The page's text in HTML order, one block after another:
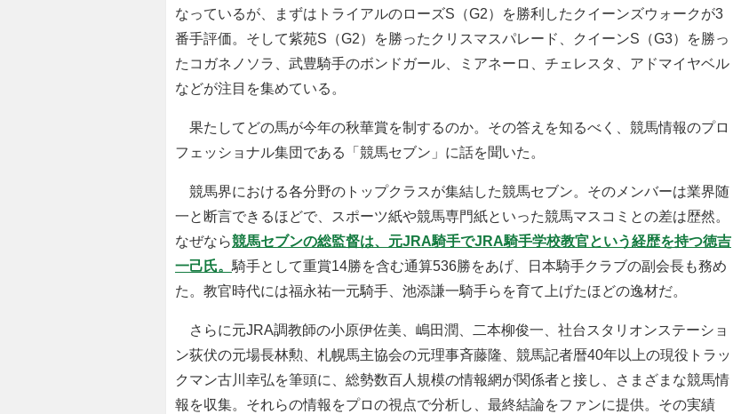
なっているが、まずはトライアルのローズS（G2）を勝利したクイーンズウォークが3
番手評価。そして紫苑S（G2）を勝ったクリスマスパレード、クイーンS（G3）を勝っ
たコガネノソラ、武豊騎手のボンドガール、ミアネーロ、チェレスタ、アドマイヤベル
などが注目を集めている。
果たしてどの馬が今年の秋華賞を制するのか。その答えを知るべく、競馬情報のプロ
フェッショナル集団である「競馬セブン」に話を聞いた。
競馬界における各分野のトップクラスが集結した競馬セブン。そのメンバーは業界随
一と断言できるほどで、スポーツ紙や競馬専門紙といった競馬マスコミとの差は歴然。
なぜなら競馬セブンの総監督は、元JRA騎手でJRA騎手学校教官という経歴を持つ徳吉
一己氏。 騎手として重賞14勝を含む通算536勝をあげ、日本騎手クラブの副会長も務め
た。教官時代には福永祐一元騎手、池添謙一騎手らを育て上げたほどの逸材だ。
さらに元JRA調教師の小原伊佐美、嶋田潤、二本柳俊一、社台スタリオンステーショ
ン荻伏の元場長林勲、札幌馬主協会の元理事斉藤隆、競馬記者暦40年以上の現役トラッ
クマン古川幸弘を筆頭に、総勢数百人規模の情報網が関係者と接し、さまざまな競馬情
報を収集。それらの情報をプロの視点で分析し、最終結論をファンに提供。その実績